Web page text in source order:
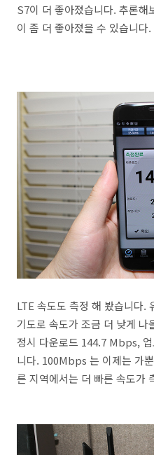
S7이 더 좋아졌습니다. 추론해
이 좀 더 좋아졌을 수 있습니다.
LTE 속도도 측정 해 봤습니다.
기도로 속도가 조금 더 낮게 나
정시 다운로드 144.7 Mbps,
니다. 100Mbps 는 이제는 가
른 지역에서는 더 빠른 속도가